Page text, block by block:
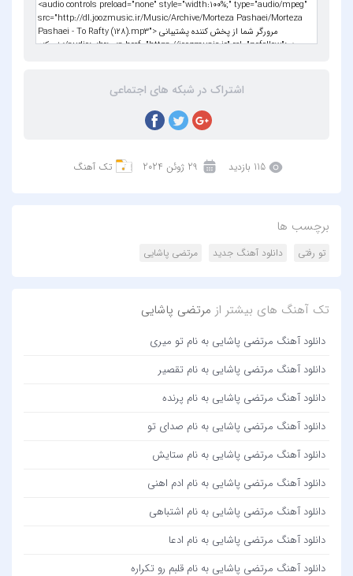
اشتراک در شبکه های اجتماعی
115 بازدید 29 ژوئن 2024 تک آهنگ
برچسب ها
تو رفتی دانلود آهنگ جدید مرتضی پاشایی
تک آهنگ های بیشتر از مرتضی پاشایی
دانلود آهنگ مرتضی پاشایی به نام تو میری
دانلود آهنگ مرتضی پاشایی به نام تقصیر
دانلود آهنگ مرتضی پاشایی به نام پرنده
دانلود آهنگ مرتضی پاشایی به نام صدای تو
دانلود آهنگ مرتضی پاشایی به نام ستایش
دانلود آهنگ مرتضی پاشایی به نام ادم اهنی
دانلود آهنگ مرتضی پاشایی به نام اشتباهی
دانلود آهنگ مرتضی پاشایی به نام ادعا
دانلود آهنگ مرتضی پاشایی به نام قلبم رو تکراره